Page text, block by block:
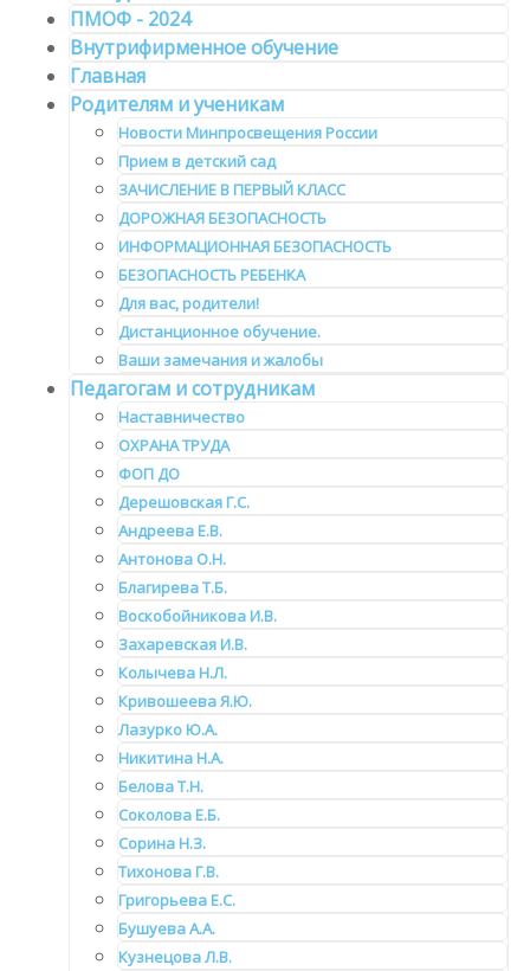
ПМОФ - 2024
Внутрифирменное обучение
Главная
Родителям и ученикам
Новости Минпросвещения России
Прием в детский сад
ЗАЧИСЛЕНИЕ В ПЕРВЫЙ КЛАСС
ДОРОЖНАЯ БЕЗОПАСНОСТЬ
ИНФОРМАЦИОННАЯ БЕЗОПАСНОСТЬ
БЕЗОПАСНОСТЬ РЕБЕНКА
Для вас, родители!
Дистанционное обучение.
Ваши замечания и жалобы
Педагогам и сотрудникам
Наставничество
ОХРАНА ТРУДА
ФОП ДО
Дерешовская Г.С.
Андреева Е.В.
Антонова О.Н.
Благирева Т.Б.
Воскобойникова И.В.
Захаревская И.В.
Колычева Н.Л.
Кривошеева Я.Ю.
Лазурко Ю.А.
Никитина Н.А.
Белова Т.Н.
Соколова Е.Б.
Сорина Н.З.
Тихонова Г.В.
Григорьева Е.С.
Бушуева А.А.
Кузнецова Л.В.